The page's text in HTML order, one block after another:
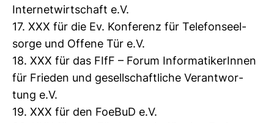
Inter­net­wirt­schaft e.V.
17. XXX für die Ev. Kon­fe­renz für Tele­fon­seel­
sorge und Offene Tür e.V.
18. XXX für das FIfF – Forum Infor­ma­ti­ke­rInnen
für Frieden und gesell­schaft­liche Ver­ant­wor­
tung e.V.
19. XXX für den FoeBuD e.V.